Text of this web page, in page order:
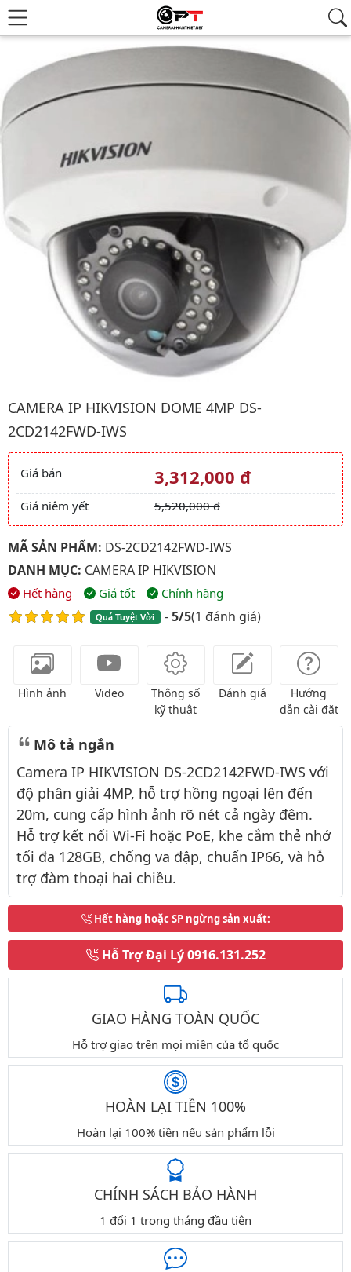
CAMERA IP HIKVISION DOME 4MP DS-
2CD2142FWD-IWS
Giá và khuyến mãi
Giá bán 3,312,000 đ
Giá niêm yết 5,520,000 đ
MÃ SẢN PHẨM: DS-2CD2142FWD-IWS
DANH MỤC: CAMERA IP HIKVISION
Hết hàng Giá tốt Chính hãng
Quá Tuyệt Vời -5/5(1 đánh giá)
Hình ảnh Video
Thông số
kỹ thuật
Đánh giá
Hướng
dẫn cài đặt
Mô tả ngắn
Camera IP HIKVISION DS-2CD2142FWD-IWS với
độ phân giải 4MP, hỗ trợ hồng ngoại lên đến
20m, cung cấp hình ảnh rõ nét cả ngày đêm.
Hỗ trợ kết nối Wi-Fi hoặc PoE, khe cắm thẻ nhớ
tối đa 128GB, chống va đập, chuẩn IP66, và hỗ
trợ đàm thoại hai chiều.
Hết hàng hoặc SP ngừng sản xuất:
Hỗ Trợ Đại Lý0916.131.252
GIAO HÀNG TOÀN QUỐC
Hỗ trợ giao trên mọi miền của tổ quốc
HOÀN LẠI TIỀN 100%
Hoàn lại 100% tiền nếu sản phẩm lỗi
CHÍNH SÁCH BẢO HÀNH
1 đổi 1 trong tháng đầu tiên